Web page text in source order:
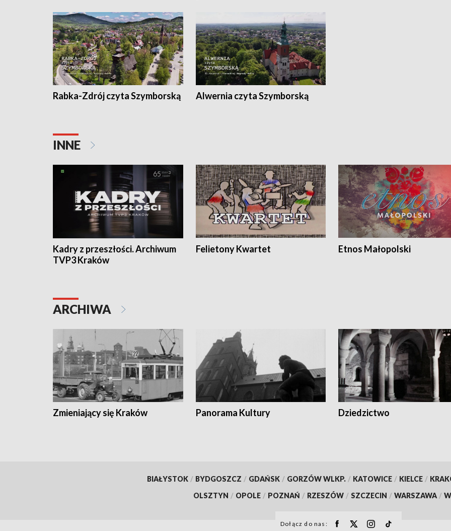
Rabka-Zdrój czyta Szymborską Alwernia czyta Szymborską
INNE
Kadry z przeszłości. Archiwum
TVP3 Kraków
Felietony Kwartet Etnos Małopolski
ARCHIWA
Zmieniający się Kraków Panorama Kultury Dziedzictwo
BIAŁYSTOK / BYDGOSZCZ / GDAŃSK / GORZÓW WLKP. / KATOWICE / KIELCE /
OLSZTYN / OPOLE / POZNAŃ / RZESZÓW / SZCZECIN / WARSZAWA /
Dołącz do nas: